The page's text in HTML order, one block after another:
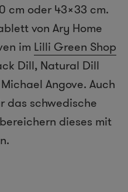
cm oder 43×33 cm.
von Ary Home
im Lilli Green Shop
Dill, Natural Dill
Angove. Auch
das schwedische
dieses mit